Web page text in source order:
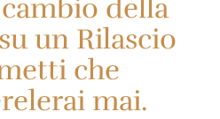
della
un Rilascio
che
mai.